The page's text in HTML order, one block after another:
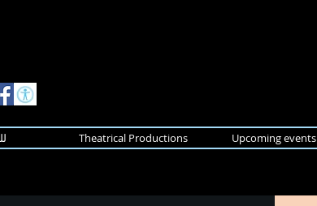
Upcoming events
Theatrical Productions